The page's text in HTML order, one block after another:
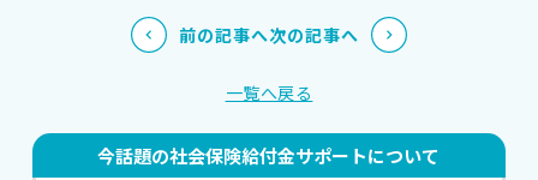
前の記事へ次の記事へ
一覧へ戻る
今話題の社会保険給付金サポートについて